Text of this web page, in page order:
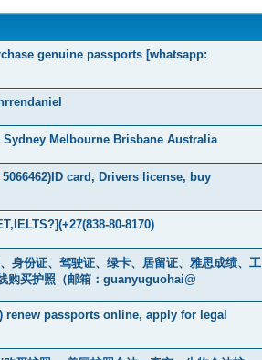
genuine passports [whatsapp:
Sydney Melbourne Brisbane Australia
card, Drivers license, buy
80-8170)
身份证、驾驶证、绿卡、居留证、雅思成绩、工
购买护照（邮箱：guanyuguohai@
renew passports online, apply for legal